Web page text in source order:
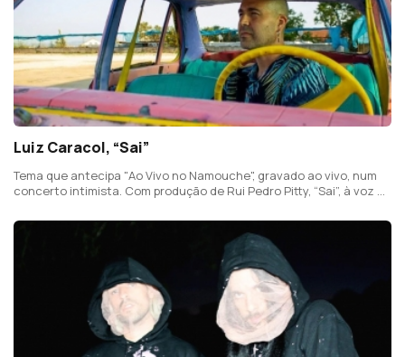
Luiz Caracol, “Sai”
Tema que antecipa "Ao Vivo no Namouche", gravado ao vivo, num
concerto intimista. Com produção de Rui Pedro Pitty, “Sai”, à voz e
Cíntia Gonçalves.